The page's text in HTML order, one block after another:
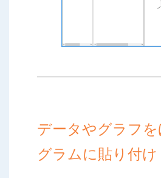
データやグラフ
グラムに貼り付け